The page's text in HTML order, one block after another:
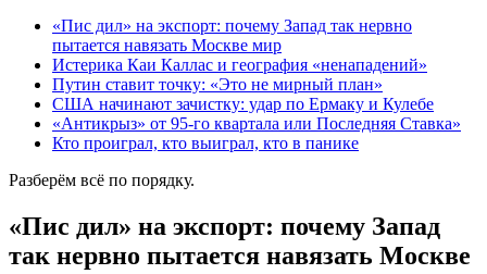
«Пис дил» на экспорт: почему Запад так нервно
пытается навязать Москве мир
Истерика Каи Каллас и география «ненападений»
Путин ставит точку: «Это не мирный план»
США начинают зачистку: удар по Ермаку и Кулебе
«Антикрыз» от 95-го квартала или Последняя Ставка»
Кто проиграл, кто выиграл, кто в панике
Разберём всё по порядку.
«Пис дил» на экспорт: почему Запад
так нервно пытается навязать Москве